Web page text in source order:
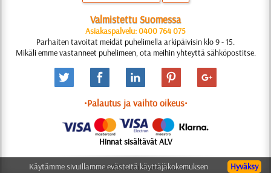
Valmistettu Suomessa
Asiakaspalvelu: 0400 764 075
Parhaiten tavoitat meidät puhelimella arkipäivisin klo 9 - 15.
Mikäli emme vastanneet puhelimeen, ota meihin yhteyttä sähköpostitse.
•Palautus ja vaihto oikeus•
Hinnat sisältävät ALV
© 2006-2025 Suunnittelu: Natali M.
Hyväksy
Käytämme sivuillamme evästeitä käyttäjäkokemuksen